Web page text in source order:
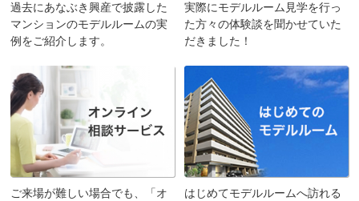
過去にあなぶき興産で披露した
マンションのモデルルームの実
例をご紹介します。
実際にモデルルーム見学を行っ
た方々の体験談を聞かせていた
だきました！
ご来場が難しい場合でも、「オ
はじめてモデルルームへ訪れる